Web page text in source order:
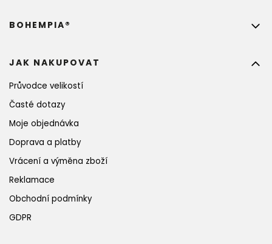
JAK NAKUPOVAT
Průvodce velikostí
Časté dotazy
Moje objednávka
Doprava a platby
Vrácení a výměna zboží
Reklamace
Obchodní podmínky
GDPR
BOHEMPIA®